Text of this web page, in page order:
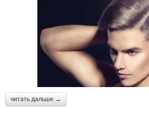
читать дальше →